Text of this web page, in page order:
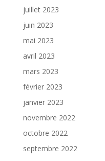
juillet 2023
juin 2023
mai 2023
avril 2023
mars 2023
février 2023
janvier 2023
novembre 2022
octobre 2022
septembre 2022